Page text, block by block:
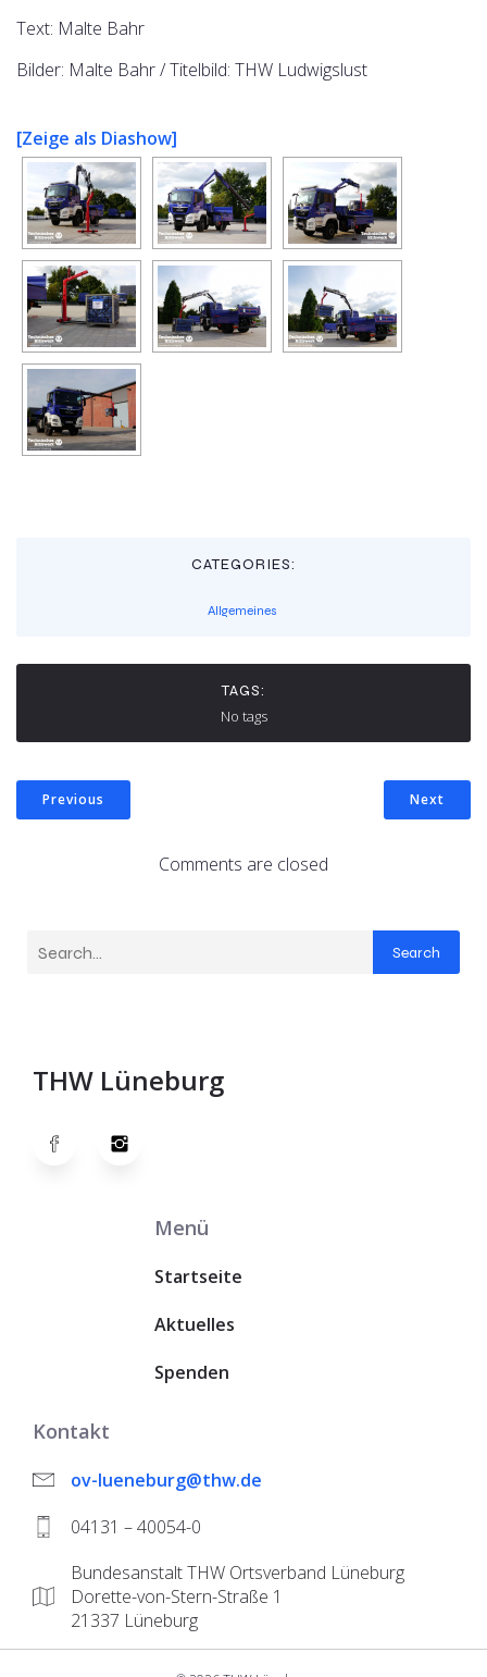
Text: Malte Bahr
Bilder: Malte Bahr / Titelbild: THW Ludwigslust
[Zeige als Diashow]
CATEGORIES:
Allgemeines
TAGS:
No tags
Previous Next
Comments are closed
Search
THW Lüneburg
Menü
Startseite
Aktuelles
Spenden
Kontakt
ov-lueneburg@thw.de
04131 – 40054-0
Bundesanstalt THW Ortsverband Lüneburg
Dorette-von-Stern-Straße 1
21337 Lüneburg